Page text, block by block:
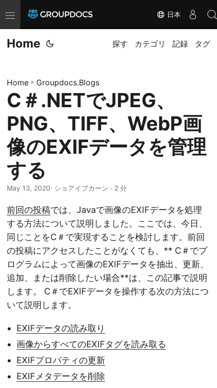
T
o
g
e
n
v
i
g
a
i
o
n
日本
Home 探す カテゴリ 記録 タグ
Home » Groupdocs.Blogs
C＃.NETでJPEG、
PNG、TIFF、WebP画
像のEXIFデータを管理
する
May 13, 2020· ショアイブカーン · 2 分
前回の投稿では、Javaで画像のEXIFデータを処理
する方法について説明しました。ここでは、今日、
同じことをC＃で実現することを検討します。前回
の投稿にアクセスしたことがなくても、** C＃でプ
ログラムによって画像のEXIFデータを抽出、更新、
追加、または削除したい場合**は、この記事で説明
します。 C＃でEXIFデータを操作する次の方法につ
いて説明します。
EXIFデータの読み取り
画像からすべてのEXIFタグを読み取る
EXIFプロパティの更新
EXIFメタデータを削除